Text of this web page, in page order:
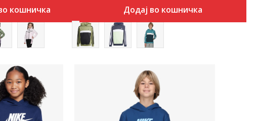
кошничка Додај во кошничка